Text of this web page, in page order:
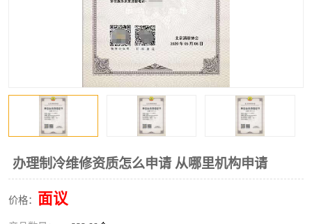
办理制冷维修资质怎么申请 从哪里机构申请
价格： 面议